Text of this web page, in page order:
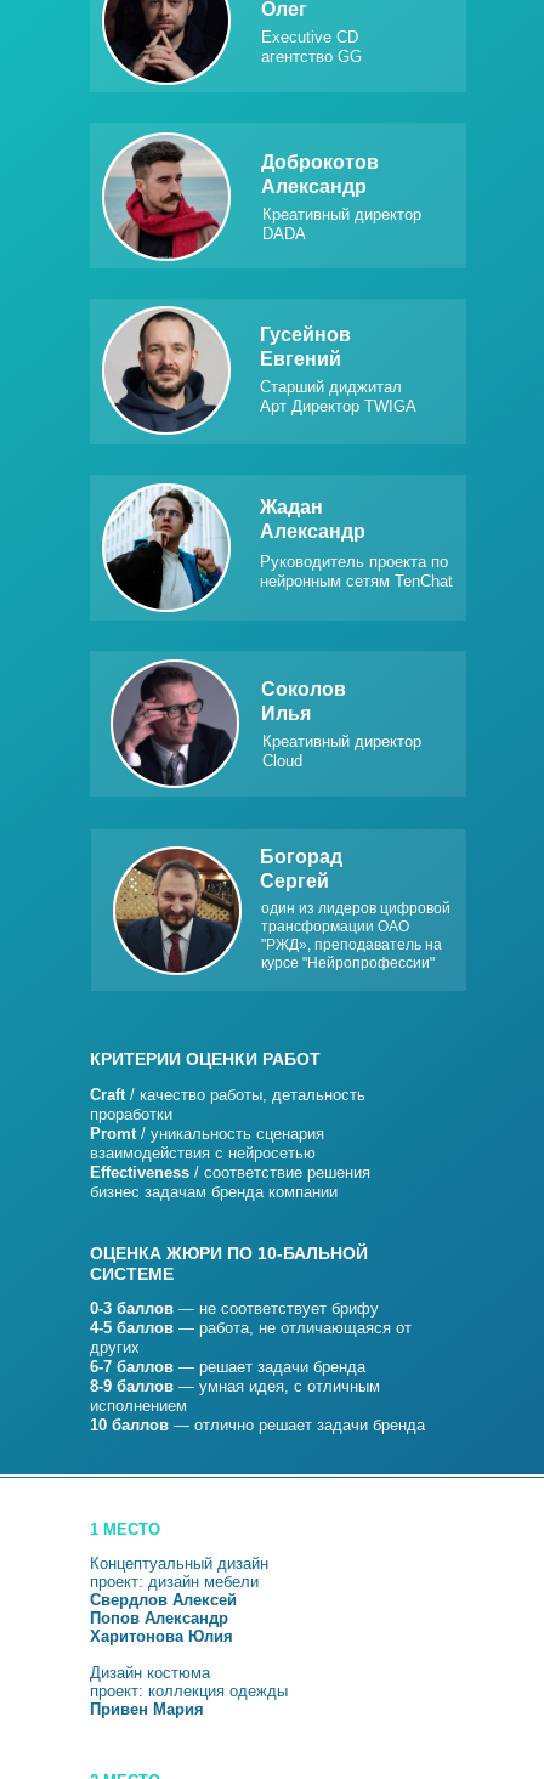
Креативный директор
DADA
Доброкотов
Александр
Креативный директор
Cloud
Соколов
Илья
Старший диджитал
Арт Директор TWIGA
Гусейнов
Евгений
Руководитель проекта по
нейронным сетям TenChat
Жадан
Александр
Executive CD
агентство GG
Олег
один из лидеров цифровой
трансформации ОАО
"РЖД», преподаватель на
курсе "Нейропрофессии"
Богорад
Сергей
КРИТЕРИИ ОЦЕНКИ РАБОТ
Craft/ качество работы, детальность
проработки
Promt/ уникальность сценария
взаимодействия с нейросетью
Effectiveness / соответствие решения
бизнес задачам бренда компании
ОЦЕНКА ЖЮРИ ПО 10-БАЛЬНОЙ
СИСТЕМЕ
0-3 баллов — не соответствует брифу
4-5 баллов — работа, не отличающаяся от
других
6-7 баллов — решает задачи бренда
8-9 баллов — умная идея, с отличным
исполнением
10 баллов — отлично решает задачи бренда
1 МЕСТО
Концептуальный дизайн
проект: дизайн мебели
Свердлов Алексей
Попов Александр
Харитонова Юлия
Дизайн костюма
проект: коллекция одежды
Привен Мария